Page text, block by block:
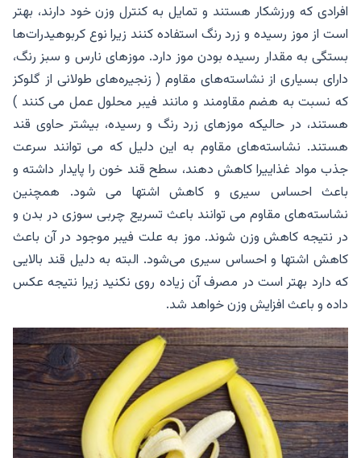
افرادی که ورزشکار هستند و تمایل به کنترل وزن خود دارند، بهتر
است از موز رسیده و زرد رنگ استفاده کنند زیرا نوع کربوهیدرات‌ها
بستگی به مقدار رسیده بودن موز دارد. موزهای نارس و سبز رنگ،
دارای بسیاری از نشاسته‌های مقاوم ( زنجیره‌های طولانی از گلوکز
که نسبت به هضم مقاومند و مانند فیبر محلول عمل می کنند )
هستند، در حالیکه موزهای زرد رنگ و رسیده، بیشتر حاوی قند
هستند. نشاسته‌های مقاوم به این دلیل که می توانند سرعت
جذب مواد غذاییرا کاهش دهند، سطح قند خون را پایدار داشته و
باعث احساس سیری و کاهش اشتها می شود. همچنین
نشاسته‌های مقاوم می توانند باعث تسریع چربی سوزی در بدن و
در نتیجه کاهش وزن شوند. موز به علت فیبر موجود در آن باعث
کاهش اشتها و احساس سیری می‌شود. البته به دلیل قند بالایی
که دارد بهتر است در مصرف آن زیاده روی نکنید زیرا نتیجه عکس
داده و باعث افزایش وزن خواهد شد.